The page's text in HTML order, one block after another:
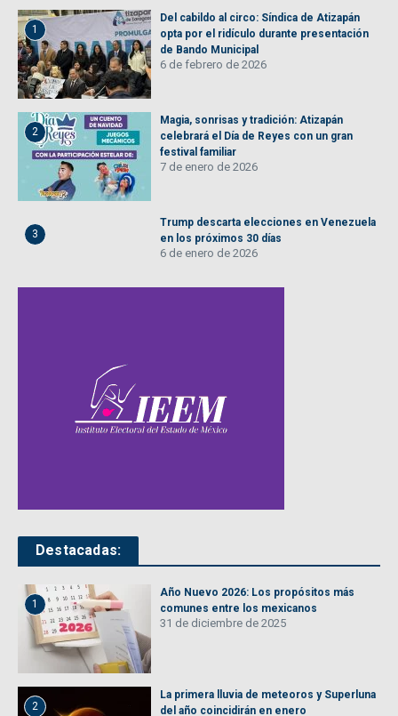
1
Del cabildo al circo: Síndica de Atizapán
opta por el ridículo durante presentación
de Bando Municipal
6 de febrero de 2026
2
Magia, sonrisas y tradición: Atizapán
celebrará el Día de Reyes con un gran
festival familiar
7 de enero de 2026
3
Trump descarta elecciones en Venezuela
en los próximos 30 días
6 de enero de 2026
Destacadas:
1
Año Nuevo 2026: Los propósitos más
comunes entre los mexicanos
31 de diciembre de 2025
2
La primera lluvia de meteoros y Superluna
del año coincidirán en enero